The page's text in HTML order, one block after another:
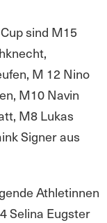
sind M15
M 12 Nino
M10 Navin
M8 Lukas
Signer aus
Athletinnen
Selina Eugster